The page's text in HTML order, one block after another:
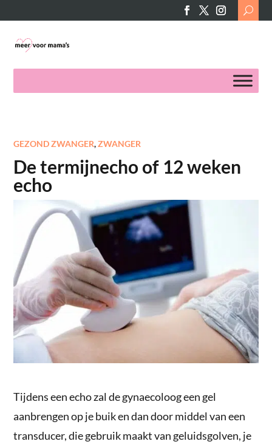
Search
for:
GEZOND ZWANGER,ZWANGER
De termijnecho of 12 weken
echo
Tijdens een echo zal de gynaecoloog een gel
aanbrengen op je buik en dan door middel van een
transducer, die gebruik maakt van geluidsgolven, je